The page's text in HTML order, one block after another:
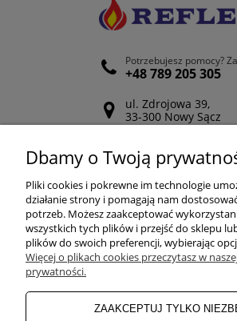
Potrzebujesz pomocy?
+48 789 205 305
ul. Zdrojowa 39,
33-300 Nowy Sącz
Odwiedź nasz
POMOC
ZAKUPY
MOJE KONTO
Dbamy o Twoją
Pliki cookies i pokrewne im technologie
działanie strony i pomagają nam
potrzeb. Możesz zaakceptować
wszystkich tych plików i przejść do sklepu
plików do swoich preferencji, wybierając
Więcej o plikach cookies przeczytasz w
prywatności.
ZAAKCEPTUJ TYLKO